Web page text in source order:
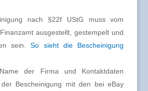
nach §22f UStG muss vom
ausgestellt, gestempelt und
sein.So sieht die Bescheinigung
der Firma und Kontaktdaten
Bescheinigung mit den bei eBay